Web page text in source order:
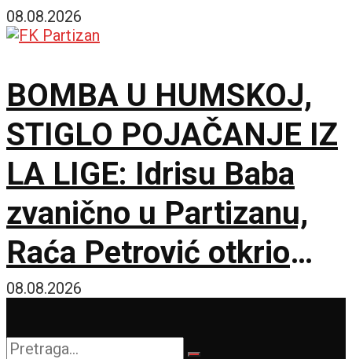
fantastičnih 300.000
08.08.2026
BOMBA U HUMSKOJ,
STIGLO POJAČANJE IZ
LA LIGE: Idrisu Baba
zvanično u Partizanu,
Raća Petrović otkrio
pozadinu pregovora!
08.08.2026